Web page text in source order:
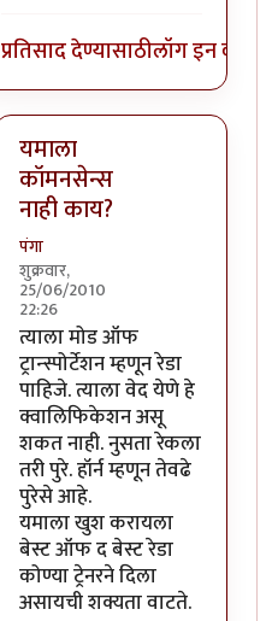
प्रतिसाद देण्यासाठीलॉग इन करा
यमाला
कॉमनसेन्स
नाही काय?
पंगा
शुक्रवार,
25/06/2010
22:26
In reply to:-)by
त्याला मोड ऑफ
ट्रान्स्पोर्टेशन म्हणून रेडा
पाहिजे. त्याला वेद येणे हे
क्वालिफिकेशन असू
शकत नाही. नुसता रेकला
तरी पुरे. हॉर्न म्हणून तेवढे
पुरेसे आहे.
यमाला खुश करायला
बेस्ट ऑफ द बेस्ट रेडा
कोण्या ट्रेनरने दिला
असायची शक्यता वाटते.